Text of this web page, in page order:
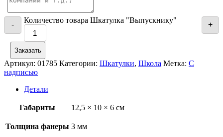
-
Количество товара Шкатулка "Выпускнику"
+
Заказать
Артикул: 01785 Категории: Шкатулки, Школа Метка: С
надписью
Детали
Габариты 12,5 × 10 × 6 см
Толщина фанеры 3 мм